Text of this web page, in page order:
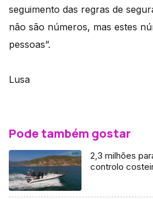
seguimento das regras de
não são números, mas estes
pessoas”.
Lusa
Pode também gostar
2,3 milhões
controlo